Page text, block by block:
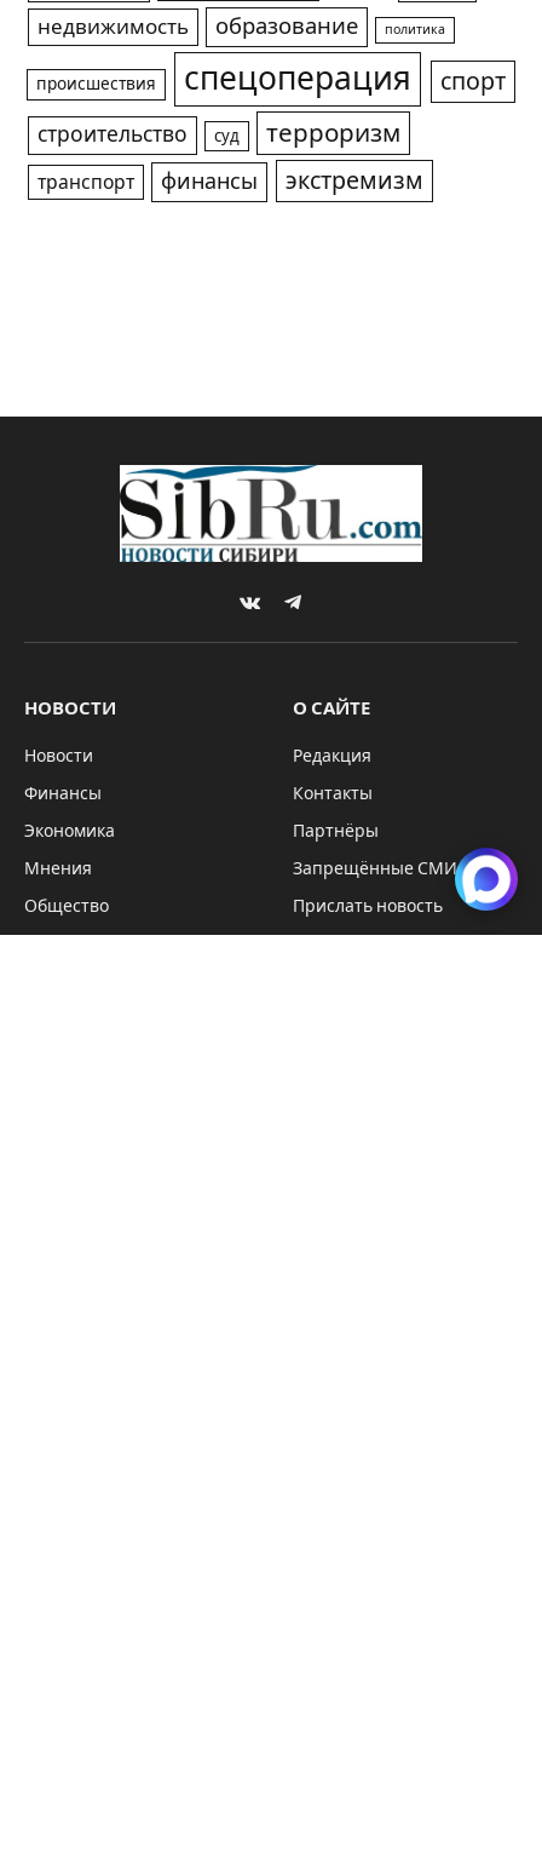
недвижимость
образование политика
происшествия спецоперация спорт
строительство суд терроризм
транспорт финансы экстремизм
VKontakteTelegram
НОВОСТИ
Новости
Финансы
Экономика
Мнения
Общество
О САЙТЕ
Редакция
Контакты
Партнёры
Запрещённые СМИ
Прислать новость